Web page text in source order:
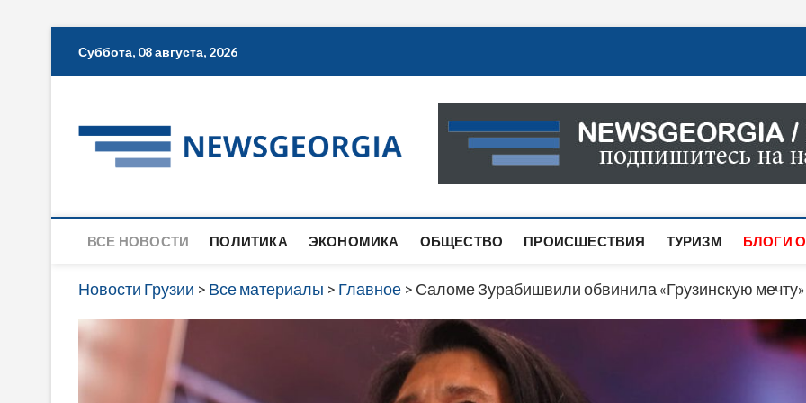
Суббота, 08 августа, 2026
Новости Грузии
САМАЯ АКТУАЛЬНАЯ ИНФОРМАЦИЯ О СОБЫТИЯХ
САЙТЕ ВЫ НАЙДЕТЕ НОВОСТИ ПОЛИТИКИ,
ВСЕ НОВОСТИ ПОЛИТИКА ЭКОНОМИКА ОБЩЕСТВО ПРОИСШЕСТВИЯ ТУРИЗМ БЛОГИ
Новости Грузии > Все материалы > Главное > Саломе Зурабишвили обвинила «Грузинскую